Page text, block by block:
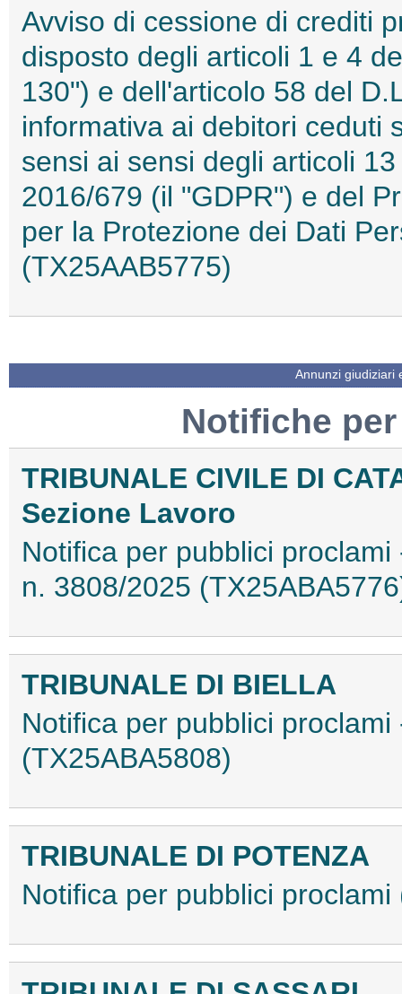
Avviso di cessione di crediti
disposto degli articoli 1 e 4
130") e dell'articolo 58 del
informativa ai debitori ceduti
sensi ai sensi degli articoli
2016/679 (il "GDPR") e del
per la Protezione dei Dati
(TX25AAB5775)
Annunzi giudiziari
Notifiche
TRIBUNALE CIVILE DI
Sezione Lavoro
Notifica per pubblici
n. 3808/2025
TRIBUNALE DI BIELLA
Notifica per pubblici
(TX25ABA5808)
TRIBUNALE DI POTENZA
Notifica per pubblici